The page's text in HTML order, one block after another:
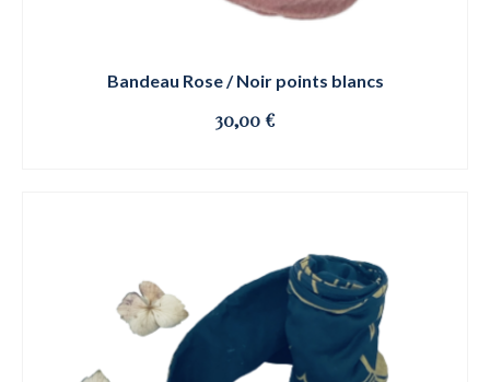
Bandeau Rose / Noir points blancs
30,00€